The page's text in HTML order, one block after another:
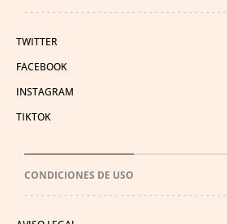
TWITTER
FACEBOOK
INSTAGRAM
TIKTOK
CONDICIONES DE USO